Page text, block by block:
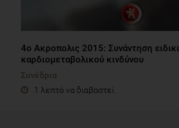
4ο Ακροπολις 2015: Συνάντηση
καρδιομεταβολικού κινδύνου
Συνέδρια
1 λεπτό να διαβαστεί